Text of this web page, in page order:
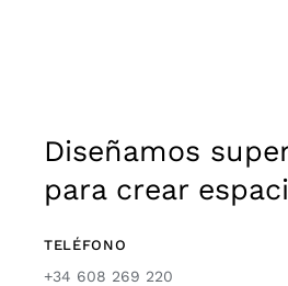
Diseñamos
para crear
TELÉFONO
+34 608 269 220